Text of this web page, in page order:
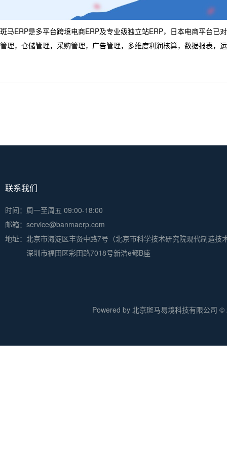
斑马ERP是多平台跨境电商ERP及专业级独立站ERP，日本电商平台
管理，仓储管理，采购管理，广告管理，多维度利润核算，数据报表，
联系我们
时间：周一至周五 09:00-18:00
邮箱：service@banmaerp.com
地址： 北京市海淀区丰贤中路7号（北京市科学技术研究院现代制造技
深圳市福田区彩田路7018号新浩e都B座
Powered by 北京斑马易境科技有限公司